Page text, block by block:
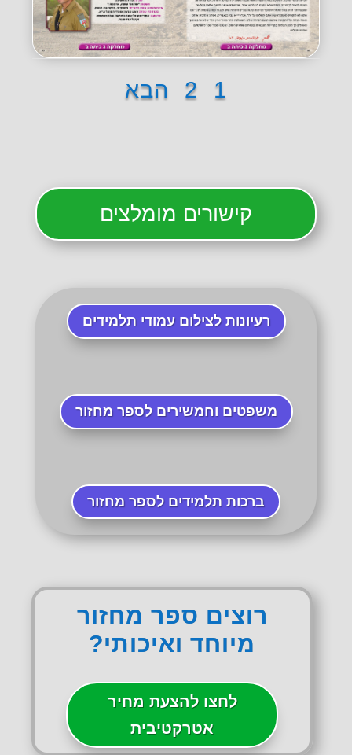
1
2 הבא
קישורים מומלצים
רעיונות לצילום עמודי תלמידים
משפטים וחמשירים לספר מחזור
ברכות תלמידים לספר מחזור
רוצים ספר מחזור
מיוחד ואיכותי?
לחצו להצעת מחיר
אטרקטיבית